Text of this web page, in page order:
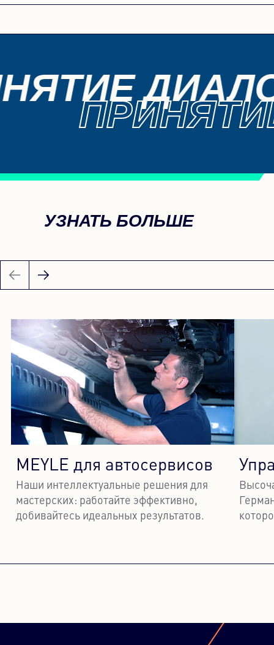
УЗНАТЬ БОЛЬШЕ
MEYLE для автосервисов
Наши интеллектуальные решения для
мастерских: работайте эффективно,
добивайтесь идеальных результатов.